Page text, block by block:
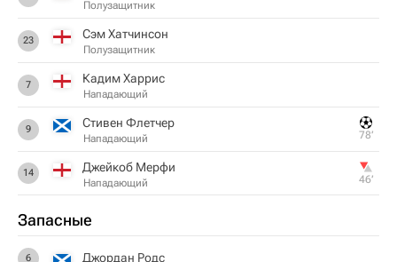
Полузащитник
23 Сэм Хатчинсон
Полузащитник
7 Кадим Харрис
Нападающий
9 Стивен Флетчер
Нападающий 78‎’‎
14 Джейкоб Мерфи
Нападающий 46‎’‎
Запасные
6 Джордан Родс